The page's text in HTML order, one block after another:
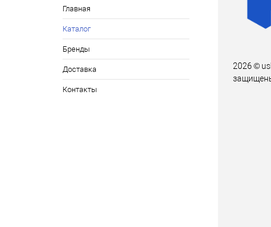
Главная
Каталог
Бренды
Доставка
Контакты
2026 ©